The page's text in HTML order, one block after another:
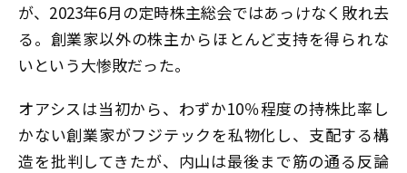
が、2023年6月の定時株主総会ではあっけなく敗れ去
る。創業家以外の株主からほとんど支持を得られな
いという大惨敗だった。
オアシスは当初から、わずか10％程度の持株比率し
かない創業家がフジテックを私物化し、支配する構
造を批判してきたが、内山は最後まで筋の通る反論